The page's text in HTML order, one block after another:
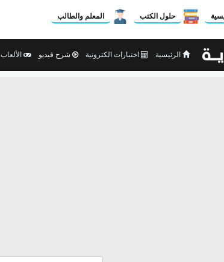
حلول الكتب المعلم والطالب
الرئيسية اختبارات الكترونية شرح فيديو الألعاب